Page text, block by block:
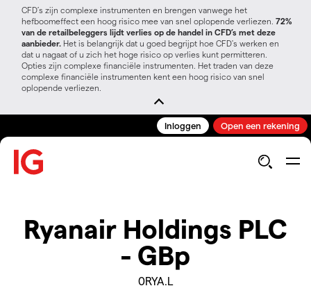
CFD’s zijn complexe instrumenten en brengen vanwege het
hefboomeffect een hoog risico mee van snel oplopende verliezen. 72%
van de retailbeleggers lijdt verlies op de handel in CFD’s met deze
aanbieder. Het is belangrijk dat u goed begrijpt hoe CFD's werken en
dat u nagaat of u zich het hoge risico op verlies kunt permitteren.
Opties zijn complexe financiële instrumenten. Het traden van deze
complexe financiële instrumenten kent een hoog risico van snel
oplopende verliezen.
Inloggen Open een rekening
Ryanair Holdings PLC
- GBp
0RYA.L